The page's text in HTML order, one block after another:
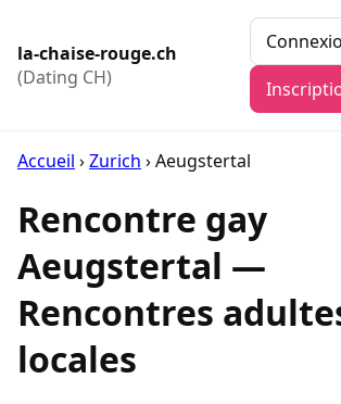
la-chaise-rouge.ch
(Dating CH)
Accueil ›Zurich ›Aeugstertal
Rencontre gay
Aeugstertal —
Rencontres
locales